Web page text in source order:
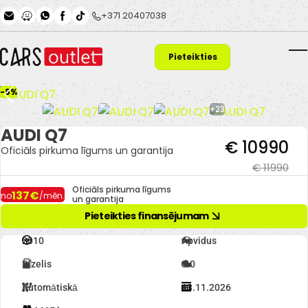
Skip to main content+371 20407038
Pieteikties
finansējumam
-8%
+23
AUDI Q7
Oficiāls pirkuma līgums un garantija
€ 11990
€ 10990
no137€/mēn.
Oficiāls pirkuma līgums
un garantija
Pieteikties finansējumam
2010 Apvidus
Dīzelis 3.0
Automātiskā 13.11.2026